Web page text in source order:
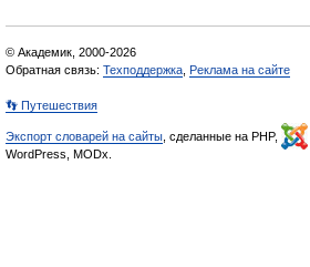
© Академик, 2000-2026
Обратная связь: Техподдержка Реклама на сайте
👣 Путешествия
Экспорт словарей на сайты , сделанные на PHP,
WordPress, MODx.